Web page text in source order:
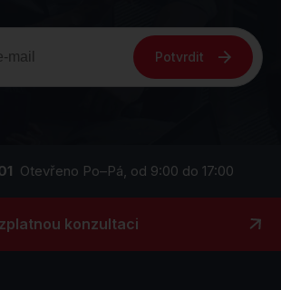
Potvrdit
Otevřeno Po–Pá, od 9:00 do 17:00
konzultaci